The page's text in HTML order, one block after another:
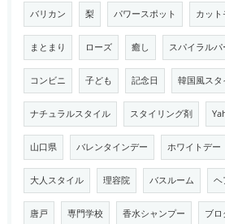
バリカン 梨 パワースポット カッ
まとまり ローズ 癒し スパイラルパ
コンビニ 子ども 記念日 韓国風スタ
ナチュラルスタイル スタイリング剤
山口県 バレンタインデー ホワイトデー
大人スタイル 理容院 バスルーム ヘ
唐戸 専門学校 香水シャンプー ブロ